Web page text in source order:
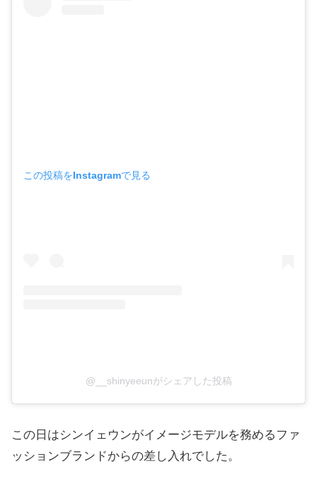
この投稿をInstagramで見る
@__shinyeeunがシェアした投稿
この日はシンイェウンがイメージモデルを務めるファ
ッションブランドからの差し入れでした。